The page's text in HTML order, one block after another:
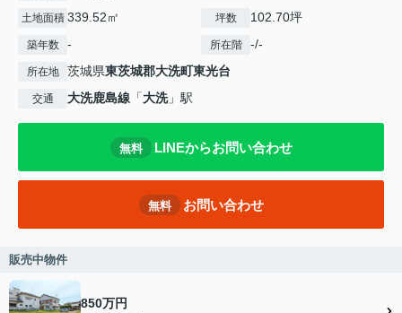
土地面積 339.52㎡ 坪数 102.70坪
築年数 - 所在階 -/-
所在地 茨城県東茨城郡大洗町東光台
交通 大洗鹿島線 「大洗」駅
無料 LINEからお問い合わせ
無料 お問い合わせ
販売中物件
850万円